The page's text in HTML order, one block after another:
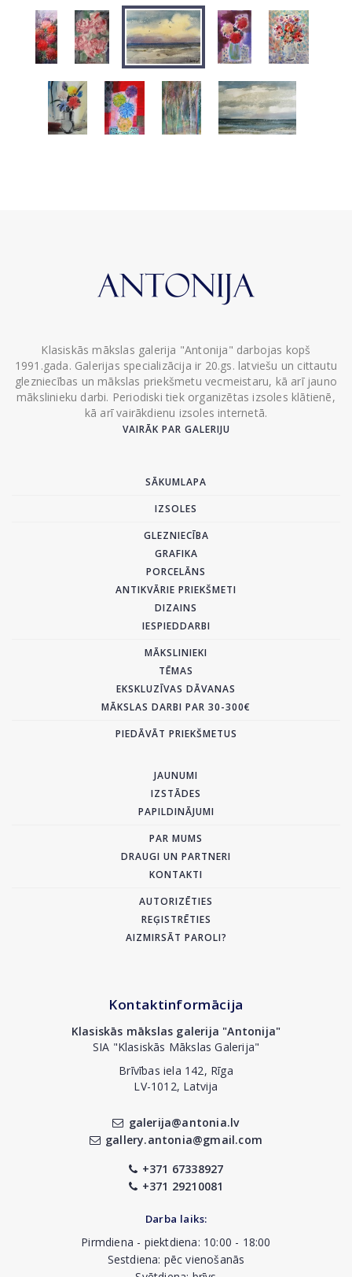
Klasiskās mākslas galerija "Antonija" darbojas kopš
1991.gada. Galerijas specializācija ir 20.gs. latviešu un cittautu
glezniecības un mākslas priekšmetu vecmeistaru, kā arī jauno
mākslinieku darbi. Periodiski tiek organizētas izsoles klātienē,
kā arī vairākdienu izsoles internetā.
VAIRĀK PAR GALERIJU
SĀKUMLAPA
IZSOLES
GLEZNIECĪBA
GRAFIKA
PORCELĀNS
ANTIKVĀRIE PRIEKŠMETI
DIZAINS
IESPIEDDARBI
MĀKSLINIEKI
TĒMAS
EKSKLUZĪVAS DĀVANAS
MĀKSLAS DARBI PAR 30-300€
PIEDĀVĀT PRIEKŠMETUS
JAUNUMI
IZSTĀDES
PAPILDINĀJUMI
PAR MUMS
DRAUGI UN PARTNERI
KONTAKTI
AUTORIZĒTIES
REĢISTRĒTIES
AIZMIRSĀT PAROLI?
Kontaktinformācija
Klasiskās mākslas galerija "Antonija"
SIA "Klasiskās Mākslas Galerija"
Brīvības iela 142, Rīga
LV-1012, Latvija
galerija@antonia.lv
gallery.antonia@gmail.com
+371 67338927
+371 29210081
Darba laiks:
Pirmdiena - piektdiena: 10:00 - 18:00
Sestdiena: pēc vienošanās